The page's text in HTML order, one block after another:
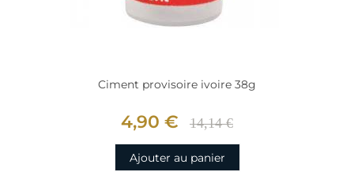
Ciment provisoire ivoire 38g
4,90 € 14,14 €
Ajouter au panier